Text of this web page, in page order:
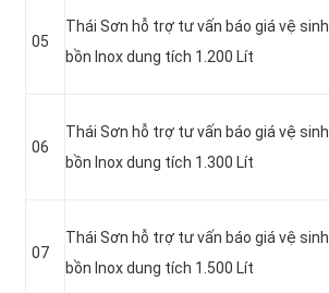
05
Thái Sơn hỗ trợ tư vấn báo giá vệ sinh
bồn Inox dung tích 1.200 Lít
06
Thái Sơn hỗ trợ tư vấn báo giá vệ sinh
bồn Inox dung tích 1.300 Lít
07
Thái Sơn hỗ trợ tư vấn báo giá vệ sinh
bồn Inox dung tích 1.500 Lít